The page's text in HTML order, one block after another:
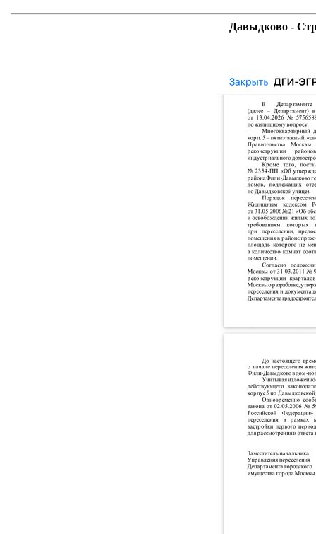
Давыдково -